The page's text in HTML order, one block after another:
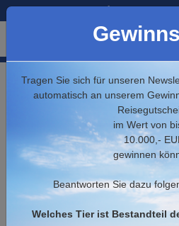
Tragen Sie sich für unseren
automatisch an unserem
im Wert von
10.000,-
gewinnen
Beantworten Sie dazu
Welches Tier ist Bestandteil
+ 49 7222 96
Club Med - Unsere
Beidahu
Changbaishan
Yabuli